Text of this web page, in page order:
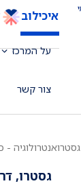
איכילוב
על המרכז
צור קשר
גסטרואנטרולוגיה -
גסטרו,